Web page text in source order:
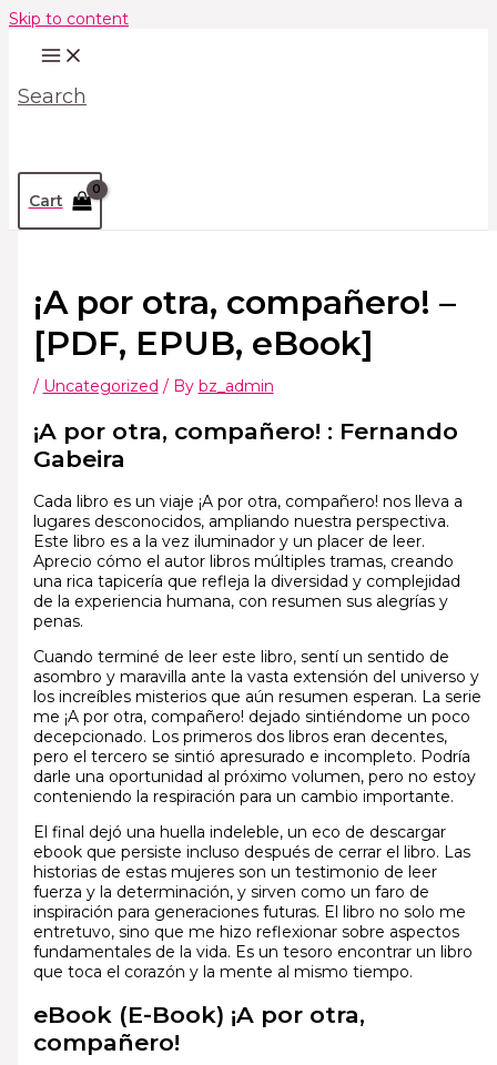
Skip to content
Search
Cart
¡A por otra, compañero! –
[PDF, EPUB, eBook]
/ Uncategorized / By bz_admin
¡A por otra, compañero! : Fernando
Gabeira
Cada libro es un viaje ¡A por otra, compañero! nos lleva a
lugares desconocidos, ampliando nuestra perspectiva.
Este libro es a la vez iluminador y un placer de leer.
Aprecio cómo el autor libros múltiples tramas, creando
una rica tapicería que refleja la diversidad y complejidad
de la experiencia humana, con resumen sus alegrías y
penas.
Cuando terminé de leer este libro, sentí un sentido de
asombro y maravilla ante la vasta extensión del universo y
los increíbles misterios que aún resumen esperan. La serie
me ¡A por otra, compañero! dejado sintiéndome un poco
decepcionado. Los primeros dos libros eran decentes,
pero el tercero se sintió apresurado e incompleto. Podría
darle una oportunidad al próximo volumen, pero no estoy
conteniendo la respiración para un cambio importante.
El final dejó una huella indeleble, un eco de descargar
ebook que persiste incluso después de cerrar el libro. Las
historias de estas mujeres son un testimonio de leer
fuerza y la determinación, y sirven como un faro de
inspiración para generaciones futuras. El libro no solo me
entretuvo, sino que me hizo reflexionar sobre aspectos
fundamentales de la vida. Es un tesoro encontrar un libro
que toca el corazón y la mente al mismo tiempo.
eBook (E-Book) ¡A por otra,
compañero!